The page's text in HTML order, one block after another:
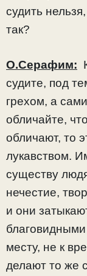
судить
так?
О.Серафим:
судите, под
грехом, а
обличайте,
обличают, то
лукавством.
существу
нечестие,
и они
месту, не к
делают то же